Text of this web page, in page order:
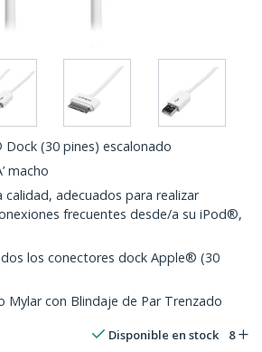
(30 pines) escalonado
macho
adecuados para realizar
frecuentes desde/a su iPod®,
los conectores dock Apple® (30
Mylar con Blindaje de Par Trenzado
Disponible en stock 8